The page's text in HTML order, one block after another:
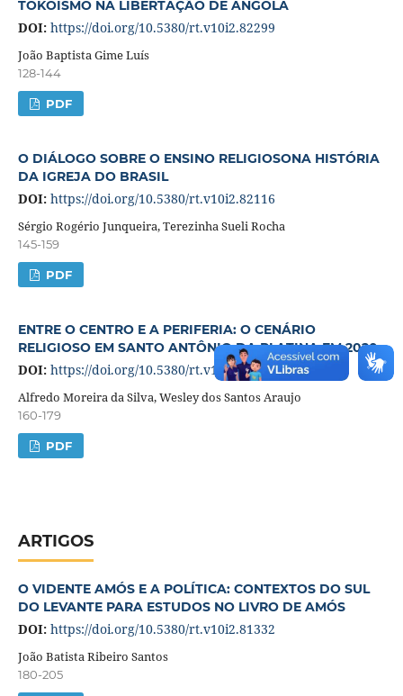
TOKOISMO NA LIBERTAÇÃO DE ANGOLA
DOI: https://doi.org/10.5380/rt.v10i2.82299
João Baptista Gime Luís
128-144
PDF
O DIÁLOGO SOBRE O ENSINO RELIGIOSONA HISTÓRIA
DA IGREJA DO BRASIL
DOI: https://doi.org/10.5380/rt.v10i2.82116
Sérgio Rogério Junqueira, Terezinha Sueli Rocha
145-159
PDF
ENTRE O CENTRO E A PERIFERIA: O CENÁRIO
RELIGIOSO EM SANTO ANTÔNIO DA PLATINA EM 2020
DOI: https://doi.org/10.5380/rt.v10i2.82496
Alfredo Moreira da Silva, Wesley dos Santos Araujo
160-179
PDF
ARTIGOS
O VIDENTE AMÓS E A POLÍTICA: CONTEXTOS DO SUL
DO LEVANTE PARA ESTUDOS NO LIVRO DE AMÓS
DOI: https://doi.org/10.5380/rt.v10i2.81332
João Batista Ribeiro Santos
180-205